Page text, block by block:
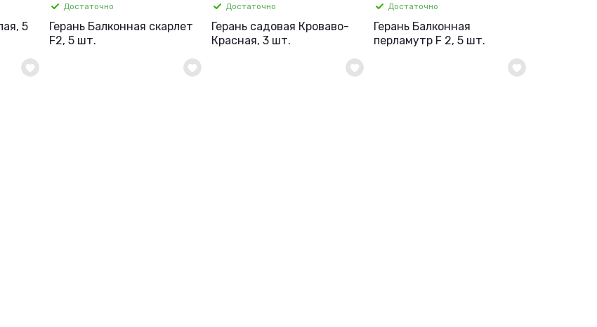
5
Достаточно
Герань Балконная скарлет
F2, 5 шт.
Достаточно
Герань садовая Кроваво-
Красная, 3 шт.
Достаточно
Герань Балконная
перламутр F 2, 5 шт.